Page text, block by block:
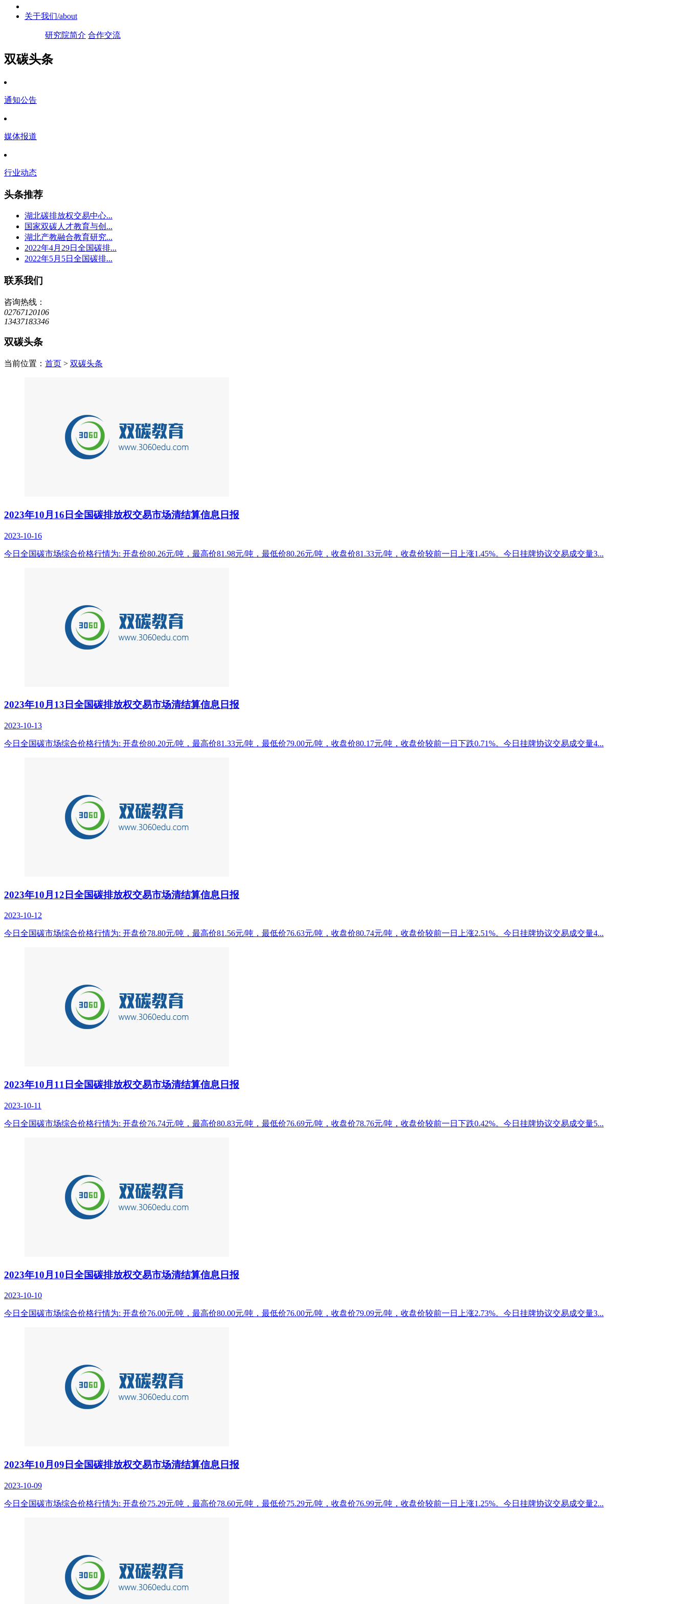
关于我们/about
研究院简介 合作交流
双碳头条
通知公告
媒体报道
行业动态
头条推荐
湖北碳排放权交易中心...
国家双碳人才教育与创...
湖北产教融合教育研究...
2022年4月29日全国碳排...
2022年5月5日全国碳排...
联系我们
咨询热线：
02767120106
13437183346
双碳头条
当前位置： 首页 > 双碳头条
2023年10月16日全国碳排放权交易市场清结算信息日报
2023-10-16
今日全国碳市场综合价格行情为: 开盘价80.26元/吨，最高价81.98元/吨，最低价80.26元/吨，收盘价81.33元/吨，收盘价较前一日上涨1.45%。今日挂牌协议交易成交量3...
2023年10月13日全国碳排放权交易市场清结算信息日报
2023-10-13
今日全国碳市场综合价格行情为: 开盘价80.20元/吨，最高价81.33元/吨，最低价79.00元/吨，收盘价80.17元/吨，收盘价较前一日下跌0.71%。今日挂牌协议交易成交量4...
2023年10月12日全国碳排放权交易市场清结算信息日报
2023-10-12
今日全国碳市场综合价格行情为: 开盘价78.80元/吨，最高价81.56元/吨，最低价76.63元/吨，收盘价80.74元/吨，收盘价较前一日上涨2.51%。今日挂牌协议交易成交量4...
2023年10月11日全国碳排放权交易市场清结算信息日报
2023-10-11
今日全国碳市场综合价格行情为: 开盘价76.74元/吨，最高价80.83元/吨，最低价76.69元/吨，收盘价78.76元/吨，收盘价较前一日下跌0.42%。今日挂牌协议交易成交量5...
2023年10月10日全国碳排放权交易市场清结算信息日报
2023-10-10
今日全国碳市场综合价格行情为: 开盘价76.00元/吨，最高价80.00元/吨，最低价76.00元/吨，收盘价79.09元/吨，收盘价较前一日上涨2.73%。今日挂牌协议交易成交量3...
2023年10月09日全国碳排放权交易市场清结算信息日报
2023-10-09
今日全国碳市场综合价格行情为: 开盘价75.29元/吨，最高价78.60元/吨，最低价75.29元/吨，收盘价76.99元/吨，收盘价较前一日上涨1.25%。今日挂牌协议交易成交量2...